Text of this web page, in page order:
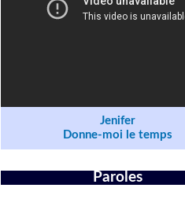
Jenifer
Donne-moi le temps
Paroles